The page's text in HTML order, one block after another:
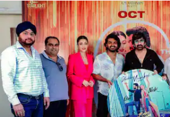
రూల్స్ రంజన్: దేఖో
లాంచ్ చేసిన మాస్
రవితేజ
వ్రాసిన వారు Sriram Pranateja Sep 19, 2023
ఈ వార్తాకథనం ఏంటి